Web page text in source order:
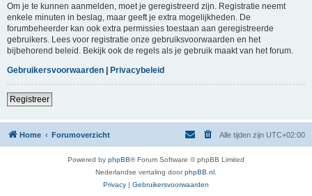
Om je te kunnen aanmelden, moet je geregistreerd zijn. Registratie neemt
enkele minuten in beslag, maar geeft je extra mogelijkheden. De
forumbeheerder kan ook extra permissies toestaan aan geregistreerde
gebruikers. Lees voor registratie onze gebruiksvoorwaarden en het
bijbehorend beleid. Bekijk ook de regels als je gebruik maakt van het forum.
Gebruikersvoorwaarden | Privacybeleid
Registreer
Home Forumoverzicht Alle tijden zijn UTC+02:00
Powered by phpBB® Forum Software © phpBB Limited
Nederlandse vertaling doorphpBB.nl
Privacy | Gebruikersvoorwaarden